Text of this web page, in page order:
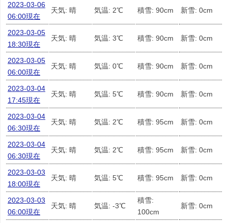
2023-03-06
06:00現在
天気: 晴 気温: 2℃ 積雪: 90cm 新雪: 0cm
2023-03-05
18:30現在
天気: 晴 気温: 3℃ 積雪: 90cm 新雪: 0cm
2023-03-05
06:00現在
天気: 晴 気温: 0℃ 積雪: 90cm 新雪: 0cm
2023-03-04
17:45現在
天気: 晴 気温: 5℃ 積雪: 90cm 新雪: 0cm
2023-03-04
06:30現在
天気: 晴 気温: 2℃ 積雪: 95cm 新雪: 0cm
2023-03-04
06:30現在
天気: 晴 気温: 2℃ 積雪: 95cm 新雪: 0cm
2023-03-03
18:00現在
天気: 晴 気温: 5℃ 積雪: 95cm 新雪: 0cm
2023-03-03
06:00現在
天気: 晴 気温: -3℃
積雪:
100cm
新雪: 0cm